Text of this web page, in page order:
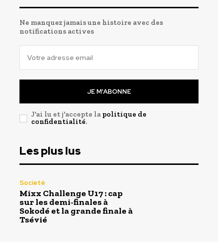
Ne manquez jamais une histoire avec des
notifications actives
JE M'ABONNE
J'ai lu et j'accepte la politique de
confidentialité.
Les plus lus
Societé
Mixx Challenge U17 : cap
sur les demi-finales à
Sokodé et la grande finale à
Tsévié